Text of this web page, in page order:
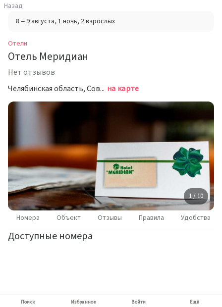
Назад
8 – 9 августа, 1 ночь, 2 взрослых
Отели
Отель Меридиан
Нет отзывов
Челябинская область, Советский район, г. Челябинск, проспект Ленина, д. 21А на карте
1 / 10
Номера Объект Отзывы Правила Удобства
Доступные номера
Поиск Избранное Войти Ещё